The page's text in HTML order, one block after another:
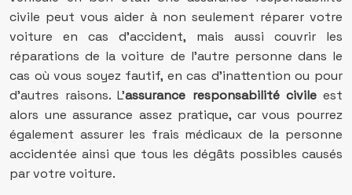
civile peut vous aider à non seulement réparer votre
voiture en cas d’accident, mais aussi couvrir les
réparations de la voiture de l’autre personne dans le
cas où vous soyez fautif, en cas d’inattention ou pour
d’autres raisons. L’assurance responsabilité civileest
alors une assurance assez pratique, car vous pourrez
également assurer les frais médicaux de la personne
accidentée ainsi que tous les dégâts possibles causés
par votre voiture.